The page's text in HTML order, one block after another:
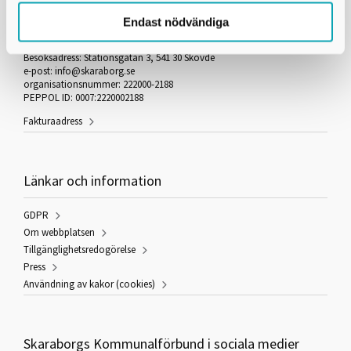
Endast nödvändiga
541 22 Skövde
Besöksadress: Stationsgatan 3, 541 30 Skövde
e-post: info@skaraborg.se
organisationsnummer: 222000-2188
PEPPOL ID: 0007:2220002188
Fakturaadress
Länkar och information
GDPR
Om webbplatsen
Tillgänglighetsredogörelse
Press
Användning av kakor (cookies)
Skaraborgs Kommunalförbund i sociala medier